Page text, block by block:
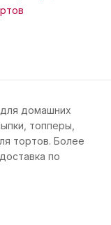
домашних
топперы,
тортов. Более
по